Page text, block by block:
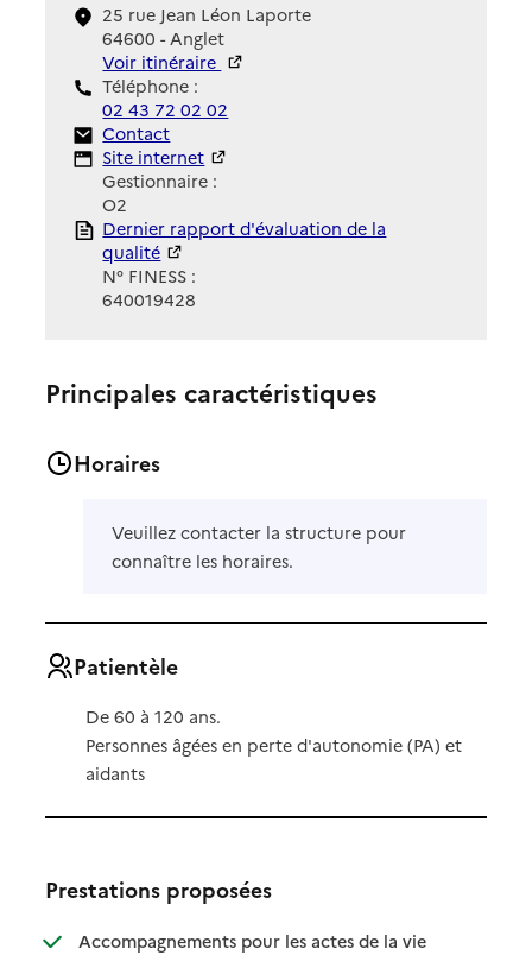
25 rue Jean Léon Laporte
64600 - Anglet
Voir itinéraire
Téléphone :
02 43 72 02 02
Contact
Contact
Site Internet
Site internet
Gestionnaire :
O2
Rapport HAS
Dernier rapport d'évaluation de la
qualité
N° FINESS :
640019428
Principales caractéristiques
Horaires
Veuillez contacter la structure pour
connaître les horaires.
Patientèle
De 60 à 120 ans.
Personnes âgées en perte d'autonomie (PA) et
aidants
Prestations proposées
Accompagnements pour les actes de la vie